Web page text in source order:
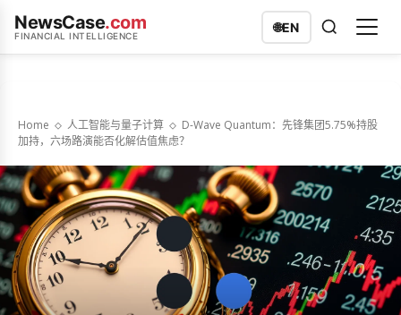
NewsCase.com
FINANCIAL INTELLIGENCE
🌐EN
Home 人工智能与量子计算
D-Wave Quantum：先锋集团5.75%持股
加持，六场路演能否化解估值焦虑？